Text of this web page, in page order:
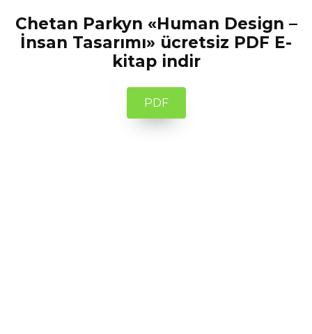
Chetan Parkyn «Human Design –
İnsan Tasarımı» ücretsiz PDF E-
kitap indir
PDF